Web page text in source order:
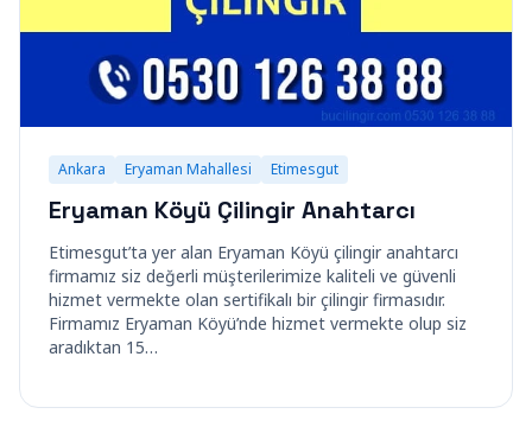
Ankara Eryaman Mahallesi Etimesgut
Eryaman Köyü Çilingir Anahtarcı
Etimesgut’ta yer alan Eryaman Köyü çilingir anahtarcı
firmamız siz değerli müşterilerimize kaliteli ve güvenli
hizmet vermekte olan sertifikalı bir çilingir firmasıdır.
Firmamız Eryaman Köyü’nde hizmet vermekte olup siz
aradıktan 15…